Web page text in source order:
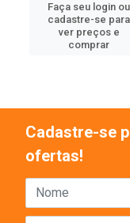
Faça seu login ou
cadastre-se para
ver preços e
comprar
Cadastre-se
ofertas!